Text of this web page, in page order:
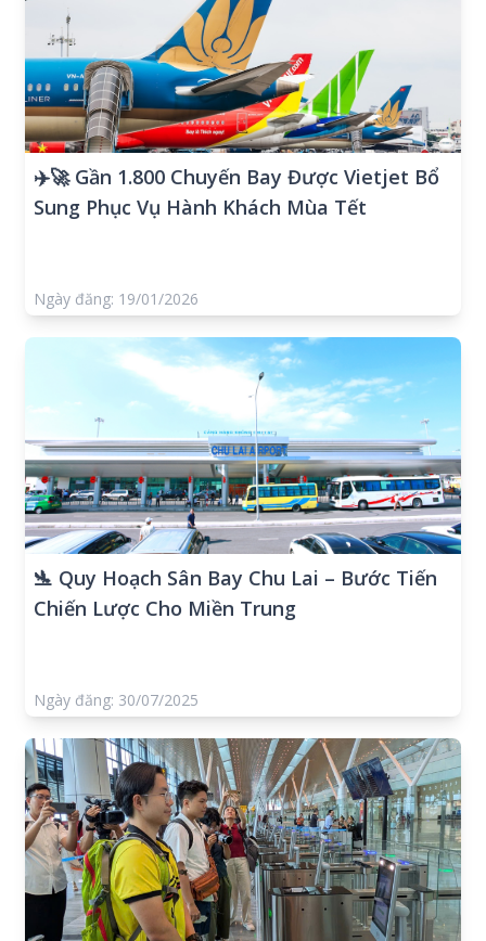
✈️🚀 Gần 1.800 Chuyến Bay Được Vietjet Bổ
Sung Phục Vụ Hành Khách Mùa Tết
Ngày đăng: 19/01/2026
🛬 Quy Hoạch Sân Bay Chu Lai – Bước Tiến
Chiến Lược Cho Miền Trung
Ngày đăng: 30/07/2025